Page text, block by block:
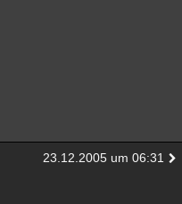
23.12.2005 um 06:31